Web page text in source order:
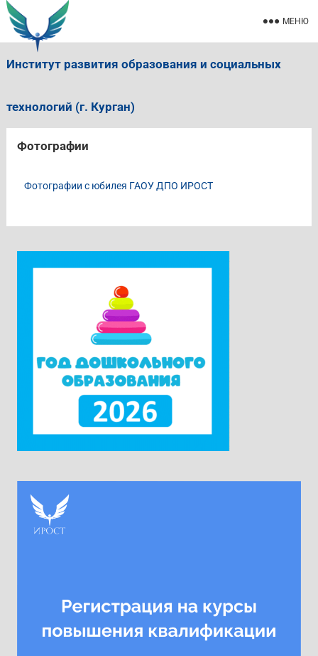
Институт развития образования и социальных
технологий (г. Курган)
МЕНЮ
Фотографии
Фотографии с юбилея ГАОУ ДПО ИРОСТ